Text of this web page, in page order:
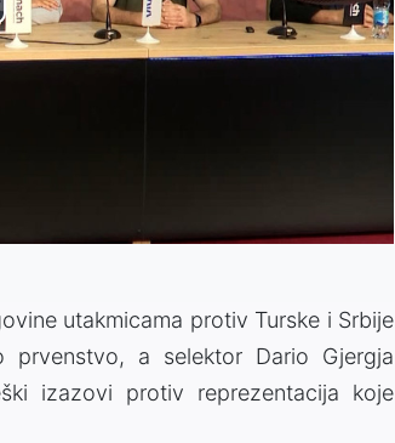
utakmicama protiv Turske i Srbije
a selektor Dario Gjergja
izazovi protiv reprezentacija koje